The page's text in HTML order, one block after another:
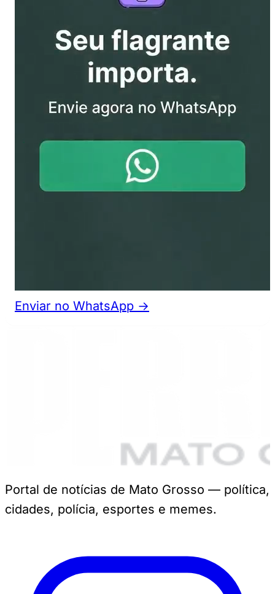
Enviar no WhatsApp →
Portal de notícias de Mato Grosso — política,
cidades, polícia, esportes e memes.